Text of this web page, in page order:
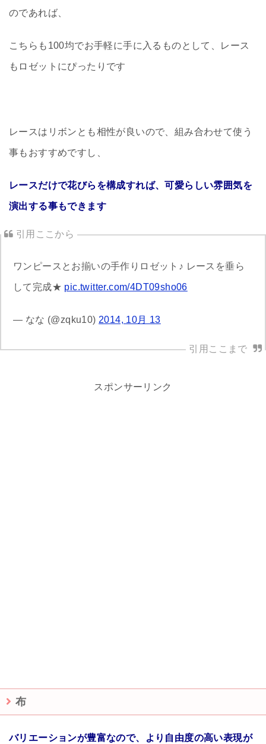
のであれば、
こちらも100均でお手軽に手に入るものとして、レース
もロゼットにぴったりです
レースはリボンとも相性が良いので、組み合わせて使う
事もおすすめですし、
レースだけで花びらを構成すれば、可愛らしい雰囲気を
演出する事もできます
ワンピースとお揃いの手作りロゼット♪ レースを垂ら
して完成★ pic.twitter.com/4DT09sho06
— なな (@zqku10) 2014, 10月 13
スポンサーリンク
布
バリエーションが豊富なので、より自由度の高い表現が